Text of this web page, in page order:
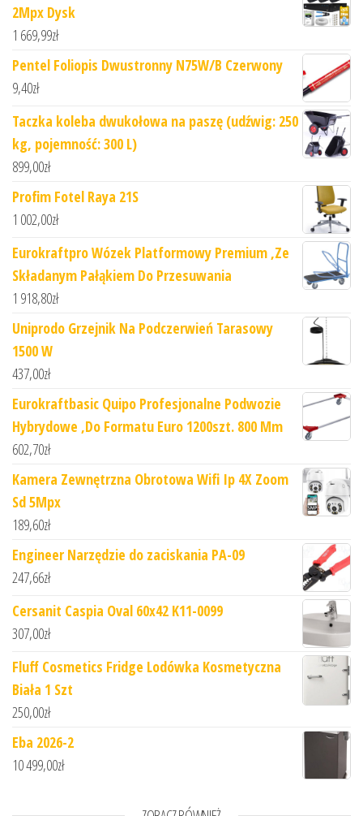
2Mpx Dysk
1 669,99zł
Pentel Foliopis Dwustronny N75W/B Czerwony
9,40zł
Taczka koleba dwukołowa na paszę (udźwig: 250
kg, pojemność: 300 L)
899,00zł
Profim Fotel Raya 21S
1 002,00zł
Eurokraftpro Wózek Platformowy Premium ,Ze
Składanym Pałąkiem Do Przesuwania
1 918,80zł
Uniprodo Grzejnik Na Podczerwień Tarasowy
1500 W
437,00zł
Eurokraftbasic Quipo Profesjonalne Podwozie
Hybrydowe ,Do Formatu Euro 1200szt. 800 Mm
602,70zł
Kamera Zewnętrzna Obrotowa Wifi Ip 4X Zoom
Sd 5Mpx
189,60zł
Engineer Narzędzie do zaciskania PA-09
247,66zł
Cersanit Caspia Oval 60x42 K11-0099
307,00zł
Fluff Cosmetics Fridge Lodówka Kosmetyczna
Biała 1 Szt
250,00zł
Eba 2026-2
10 499,00zł